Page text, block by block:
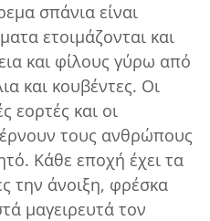
σπάνια είναι
ετοιμάζονται και
και φίλους γύρω από
και κουβέντες. Οι
εορτές και οι
τους ανθρώπους
Κάθε εποχή έχει τα
την άνοιξη, φρέσκα
μαγειρευτά τον